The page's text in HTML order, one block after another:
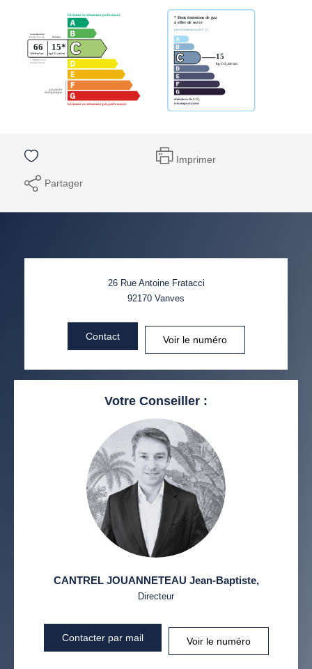
Imprimer
Partager
26 Rue Antoine Fratacci
92170 Vanves
Contact Voir le numéro
Votre Conseiller :
CANTREL JOUANNETEAU Jean-Baptiste,
Directeur
Contacter par mail Voir le numéro